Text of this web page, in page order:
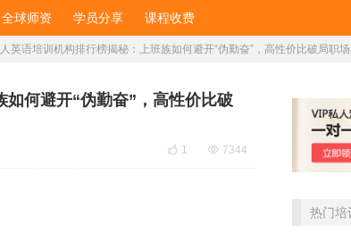
全球师资 学员分享 课程收费
英语培训机构排行榜揭秘：上班族如何避开“伪勤奋”，高性价比破局职场
何避开“伪勤奋”，高性价比破
 1  7344
热门培